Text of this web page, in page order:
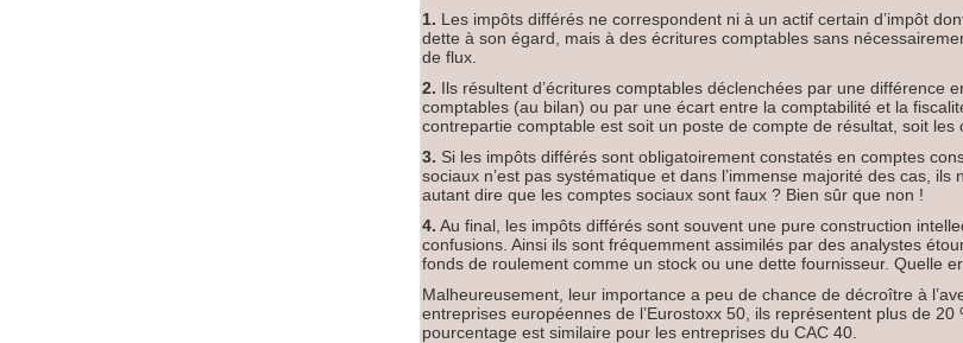
1. Les impôts différés ne correspondent ni à un actif certain d’impôt
dette à son égard, mais à des écritures comptables sans
de flux.
2. Ils résultent d’écritures comptables déclenchées par une différence
comptables (au bilan) ou par une écart entre la comptabilité et la
contrepartie comptable est soit un poste de compte de résultat, soit les
3. Si les impôts différés sont obligatoirement constatés en comptes
sociaux n’est pas systématique et dans l’immense majorité des cas, ils
autant dire que les comptes sociaux sont faux ? Bien sûr que non !
4. Au final, les impôts différés sont souvent une pure construction
confusions. Ainsi ils sont fréquemment assimilés par des analystes
fonds de roulement comme un stock ou une dette fournisseur. Quelle
Malheureusement, leur importance a peu de chance de décroître à
entreprises européennes de l’Eurostoxx 50, ils représentent plus de
pourcentage est similaire pour les entreprises du CAC 40.